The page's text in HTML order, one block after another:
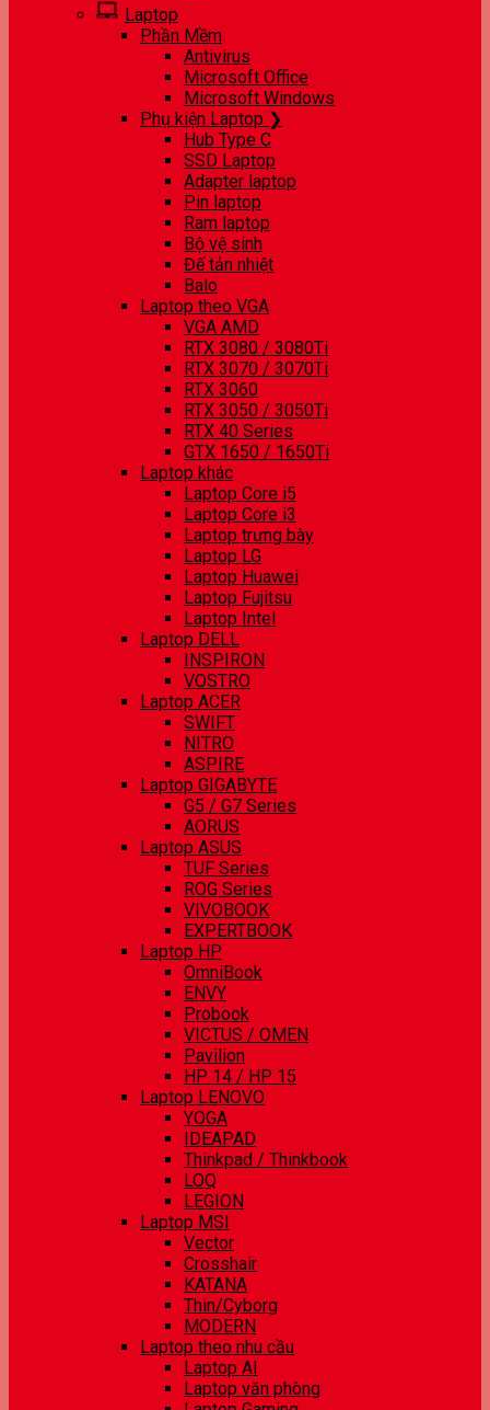
Laptop
Phần Mềm
Antivirus
Microsoft Office
Microsoft Windows
Phụ kiện Laptop ❯
Hub Type C
SSD Laptop
Adapter laptop
Pin laptop
Ram laptop
Bộ vệ sinh
Đế tản nhiệt
Balo
Laptop theo VGA
VGA AMD
RTX 3080 / 3080Ti
RTX 3070 / 3070Ti
RTX 3060
RTX 3050 / 3050Ti
RTX 40 Series
GTX 1650 / 1650Ti
Laptop khác
Laptop Core i5
Laptop Core i3
Laptop trưng bày
Laptop LG
Laptop Huawei
Laptop Fujitsu
Laptop Intel
Laptop DELL
INSPIRON
VOSTRO
Laptop ACER
SWIFT
NITRO
ASPIRE
Laptop GIGABYTE
G5 / G7 Series
AORUS
Laptop ASUS
TUF Series
ROG Series
VIVOBOOK
EXPERTBOOK
Laptop HP
OmniBook
ENVY
Probook
VICTUS / OMEN
Pavilion
HP 14 / HP 15
Laptop LENOVO
YOGA
IDEAPAD
Thinkpad / Thinkbook
LOQ
LEGION
Laptop MSI
Vector
Crosshair
KATANA
Thin/Cyborg
MODERN
Laptop theo nhu cầu
Laptop AI
Laptop văn phòng